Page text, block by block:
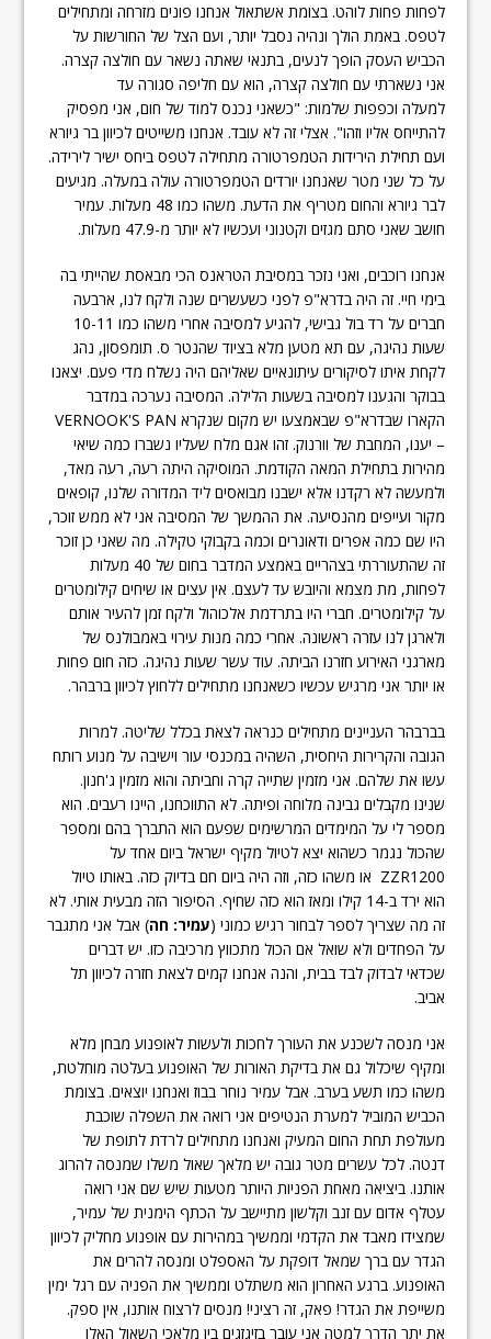
לפחות פחות לוהט. בצומת אשתאול אנחנו פונים מזרחה ומתחילים
לטפס. באמת הולך ונהיה נסבל יותר, ועם הצל של החורשות על
הכביש העסק הופך לנעים, בתנאי שאתה נשאר עם חולצה קצרה.
אני נשארתי עם חולצה קצרה, הוא עם חליפה סגורה עד
למעלה וכפפות שלמות: "כשאני נכנס למוד של חום, אני מפסיק
להתייחס אליו וזהו". אצלי זה לא עובד. אנחנו משייטים לכיוון בר גיורא
ועם תחילת הירידות הטמפרטורה מתחילה לטפס ביחס ישיר לירידה.
על כל שני מטר שאנחנו יורדים הטמפרטורה עולה במעלה. מגיעים
לבר גיורא והחום מטריף את הדעת. משהו כמו 48 מעלות. עמיר
חושב שאני סתם מגזים וקטנוני ועכשיו לא יותר מ-47.9 מעלות.
אנחנו רוכבים, ואני נזכר במסיבת הטראנס הכי מבאסת שהייתי בה
בימי חיי. זה היה בדרא"פ לפני כשעשרים שנה ולקח לנו, ארבעה
חברים על רד בול גבישי, להגיע למסיבה אחרי משהו כמו 10-11
שעות נהיגה, עם תא מטען מלא בציוד שהנטר ס. תומפסון, נהג
לקחת איתו לסיקורים עיתונאיים שאליהם היה נשלח מדי פעם. יצאנו
בבוקר והגענו למסיבה בשעות הלילה. המסיבה נערכה במדבר
הקארו שבדרא"פ שבאמצעו יש מקום שנקרא VERNOOK'S PAN
– יענו, המחבת של וורנוק. זהו אגם מלח שעליו נשברו כמה שיאי
מהירות בתחילת המאה הקודמת. המוסיקה היתה רעה, רעה מאד,
ולמעשה לא רקדנו אלא ישבנו מבואסים ליד המדורה שלנו, קופאים
מקור ועייפים מהנסיעה. את ההמשך של המסיבה אני לא ממש זוכר,
היו שם כמה אפרים ודאונרים וכמה בקבוקי טקילה. מה שאני כן זוכר
זה שהתעוררתי בצהריים באמצע המדבר בחום של 40 מעלות
לפחות, מת מצמא והיובש עד לעצם. אין עצים או שיחים קילומטרים
על קילומטרים. חברי היו בתרדמת אלכוהול ולקח זמן להעיר אותם
ולארגן לנו עזרה ראשונה. אחרי כמה מנות עירוי באמבולנס של
מארגני האירוע חזרנו הביתה. עוד עשר שעות נהיגה. כזה חום פחות
או יותר אני מרגיש עכשיו כשאנחנו מתחילים ללחוץ לכיוון ברבהר.
בברבהר העניינים מתחילים כנראה לצאת בכלל שליטה. למרות
הגובה והקרירות היחסית, השהיה במכנסי עור וישיבה על מנוע רותח
עשו את שלהם. אני מזמין שתייה קרה וחביתה והוא מזמין ג'חנון.
שנינו מקבלים גבינה מלוחה ופיתה. לא התווכחנו, היינו רעבים. הוא
מספר לי על המימדים המרשימים שפעם הוא התברך בהם ומספר
שהכול נגמר כשהוא יצא לטיול מקיף ישראל ביום אחד על
ZZR1200 או משהו כזה, וזה היה ביום חם בדיוק כזה. באותו טיול
הוא ירד ב-14 קילו ומאז הוא כזה שחיף. הסיפור הזה מבעית אותי. לא
זה מה שצריך לספר לבחור רגיש כמוני (עמיר: חה) אבל אני מתגבר
על הפחדים ולא שואל אם הכול מתכווץ מרכיבה כזו. יש דברים
שכדאי לבדוק לבד בבית, והנה אנחנו קמים לצאת חזרה לכיוון תל
אביב.
אני מנסה לשכנע את העורך לחכות ולעשות לאופנוע מבחן מלא
ומקיף שיכלול גם את בדיקת האורות של האופנוע בעלטה מוחלטת,
משהו כמו תשע בערב. אבל עמיר נוחר בבוז ואנחנו יוצאים. בצומת
הכביש המוביל למערת הנטיפים אני רואה את השפלה שוכבת
מעולפת תחת החום המעיק ואנחנו מתחילים לרדת לתופת של
דנטה. לכל עשרים מטר גובה יש מלאך שאול משלו שמנסה להרוג
אותנו. ביציאה מאחת הפניות היותר מטעות שיש שם אני רואה
עטלף אדום עם זנב וקלשון מתיישב על הכתף הימנית של עמיר,
שמצידו מאבד את הקדמי וממשיך במהירות עם אופנוע מחליק לכיוון
הגדר עם ברך שמאל דופקת על האספלט ומנסה להרים את
האופנוע. ברגע האחרון הוא משתלט וממשיך את הפניה עם רגל ימין
משייפת את הגדר! פאק, זה רציני! מנסים לרצוח אותנו, אין ספק.
את יתר הדרך למטה אני עובר בזיגזגים בין מלאכי השאול האלו